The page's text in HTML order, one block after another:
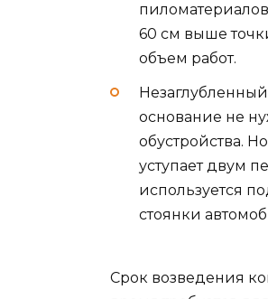
60 см выше
объем работ.
основание не
обустройства.
уступает двум
используется
стоянки
Срок возведения